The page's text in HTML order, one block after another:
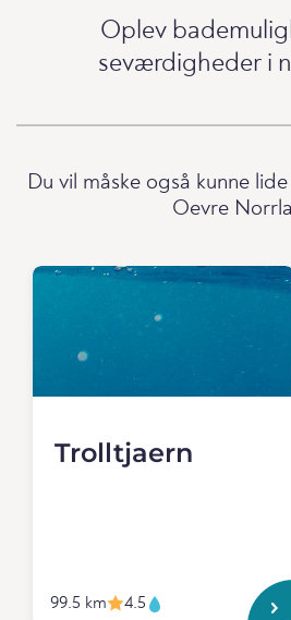
Oplev
seværdigheder i
Du vil måske også kunne
Oevre
Trolltjaern
99.5 km 4.5